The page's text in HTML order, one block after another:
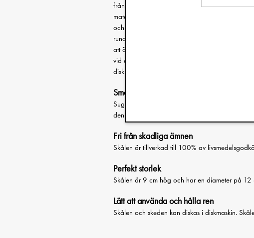
från BPA och perfekt för små förstagångsätare.
materialet är extremt slagtåligt. Det spelar
och med kastas i marken, den kommer aldrig att
rundad för att ge små händer bra grepp, och
att äta själv genom att skopa upp maten. En
vid alla släta ytor och håller den stadigt på plats
diskmaskinstvätt.
Smart vakuumring
Sugringen under skålen används för att fästa
den står kvar och mindre mat hamnar på golvet.
Fri från skadliga ämnen
Skålen är tillverkad till 100% av
Perfekt storlek
Skålen är 9 cm hög och har en diameter på
Lätt att använda och hålla ren
Skålen och skeden kan diskas i diskmaskin.